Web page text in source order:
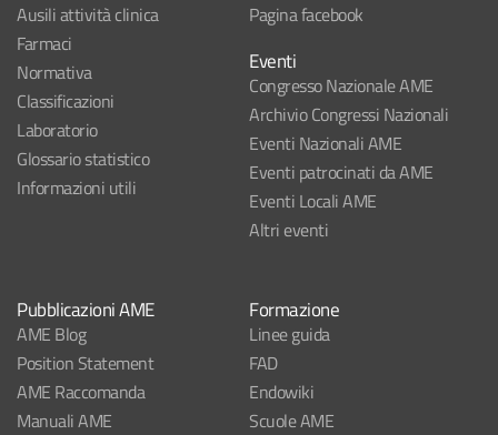
Ausili attività clinica
Farmaci
Normativa
Classificazioni
Laboratorio
Glossario statistico
Informazioni utili
Pagina facebook
Eventi
Congresso Nazionale AME
Archivio Congressi Nazionali
Eventi Nazionali AME
Eventi patrocinati da AME
Eventi Locali AME
Altri eventi
Pubblicazioni AME
AME Blog
Position Statement
AME Raccomanda
Manuali AME
Formazione
Linee guida
FAD
Endowiki
Scuole AME